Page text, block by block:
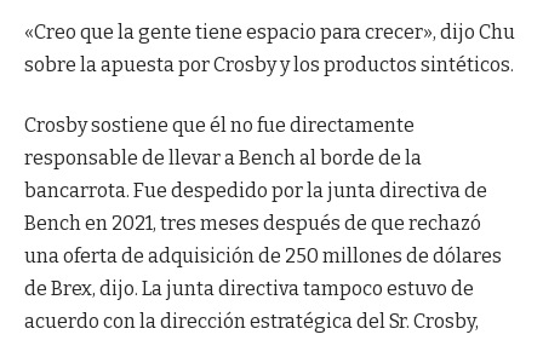
«Creo que la gente tiene espacio para crecer», dijo Chu
sobre la apuesta por Crosby y los productos sintéticos.
Crosby sostiene que él no fue directamente
responsable de llevar a Bench al borde de la
bancarrota. Fue despedido por la junta directiva de
Bench en 2021, tres meses después de que rechazó
una oferta de adquisición de 250 millones de dólares
de Brex, dijo. La junta directiva tampoco estuvo de
acuerdo con la dirección estratégica del Sr. Crosby,